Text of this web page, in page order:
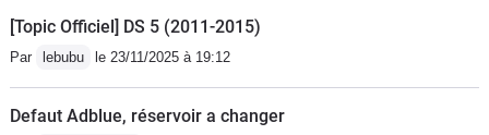
[Topic Officiel] DS 5 (2011-2015)
Par lebubu le 23/11/2025 à 19:12
Defaut Adblue, réservoir a changer